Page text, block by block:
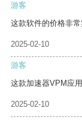
游客
这款软件的价格非常
2025-02-10
游客
这款加速器VPM应
2025-02-10